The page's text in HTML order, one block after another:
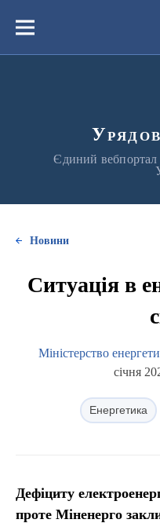
вмістуМеню
Єдиний вебпортал
Новини
Ситуація в
Міністерство
січня
Енергетика
Дефіциту
проте Міненерго